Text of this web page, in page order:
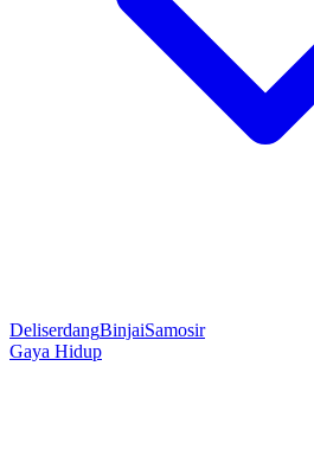
DeliserdangBinjaiSamosir
Gaya Hidup